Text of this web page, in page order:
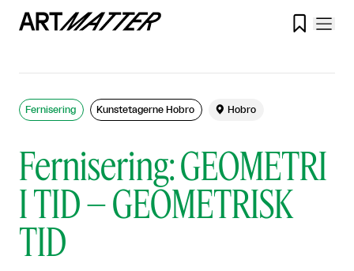

Fernisering: GEOMETRI
I TID – GEOMETRISK
TID
Fernisering Kunstetagerne Hobro  Hobro